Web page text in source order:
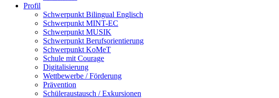
Profil
Schwerpunkt Bilingual Englisch
Schwerpunkt MINT-EC
Schwerpunkt MUSIK
Schwerpunkt Berufsorientierung
Schwerpunkt KoMeT
Schule mit Courage
Digitalisierung
Wettbewerbe / Förderung
Prävention
Schüleraustausch / Exkursionen